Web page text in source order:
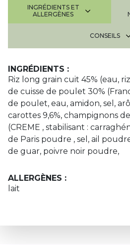
INGRÉDIENTS ET
ALLERGÈNES
CONSEILS
INGRÉDIENTS :
Riz long grain cuit 45% (eau,
de cuisse de poulet 30%
de poulet, eau, amidon, sel,
carottes 9,6%, champignons de
(CREME , stabilisant :
de Paris poudre , sel, ail
de guar, poivre noir poudre,
ALLERGÈNES :
lait